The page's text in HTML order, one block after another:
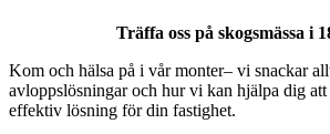
Träffa oss på skogsmässa i
Kom och hälsa på i vår monter– vi snackar
avloppslösningar och hur vi kan hjälpa dig
effektiv lösning för din fastighet.